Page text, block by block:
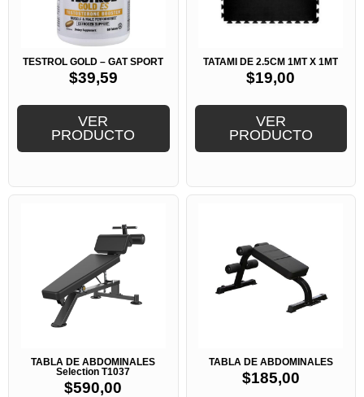
TESTROL GOLD – GAT SPORT
$39,59
VER
PRODUCTO
TATAMI DE 2.5CM 1MT X 1MT
$19,00
VER
PRODUCTO
TABLA DE ABDOMINALES
Selection T1037
$590,00
TABLA DE ABDOMINALES
$185,00